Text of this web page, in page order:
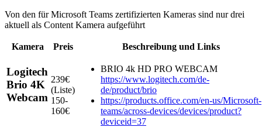
Von den für Microsoft Teams zertifizierten Kameras sind nur drei
aktuell als Content Kamera aufgeführt
Kamera Preis Beschreibung und Links
Logitech
Brio 4K
Webcam
239€
(Liste)
150-
160€
BRIO 4k HD PRO WEBCAM
https://www.logitech.com/de-
de/product/brio
https://products.office.com/en-us/Microsoft-
teams/across-devices/devices/product?
deviceid=37